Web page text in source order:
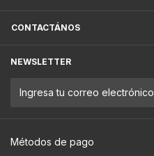
CONTACTÁNOS
NEWSLETTER
Métodos de pago